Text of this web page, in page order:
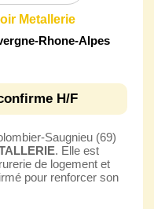
Metallerie
Rhone-Alpes
H/F
Saugnieu (69)
. Elle est
de logement et
pour renforcer son